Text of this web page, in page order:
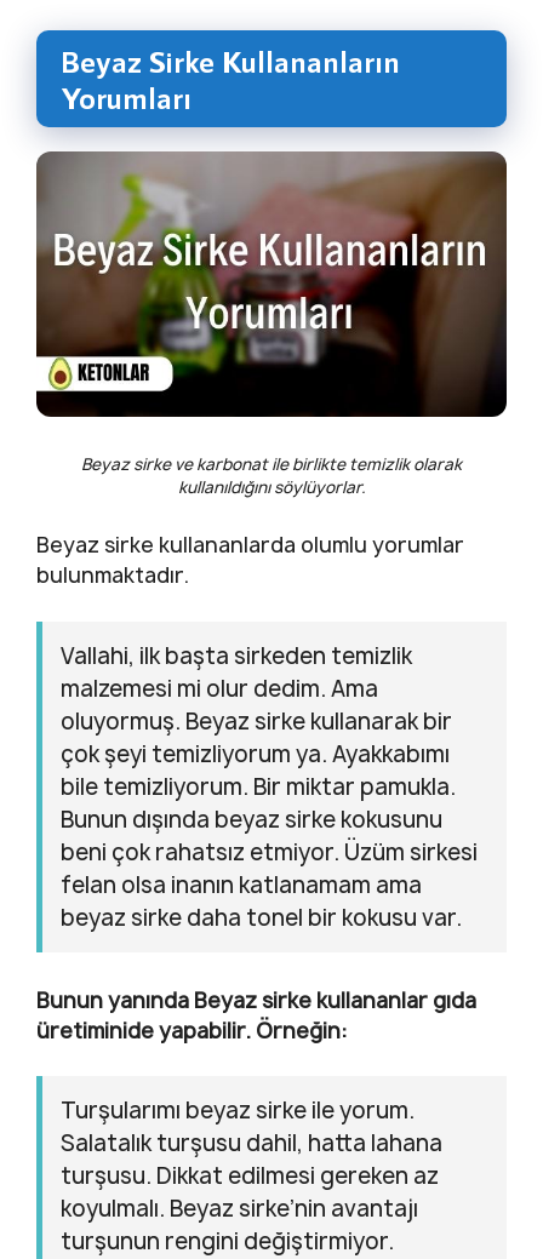
Beyaz Sirke Kullananların
Yorumları
Beyaz sirke ve karbonat ile birlikte temizlik olarak
kullanıldığını söylüyorlar.
Beyaz sirke kullananlarda olumlu yorumlar
bulunmaktadır.
Vallahi, ilk başta sirkeden temizlik
malzemesi mi olur dedim. Ama
oluyormuş. Beyaz sirke kullanarak bir
çok şeyi temizliyorum ya. Ayakkabımı
bile temizliyorum. Bir miktar pamukla.
Bunun dışında beyaz sirke kokusunu
beni çok rahatsız etmiyor. Üzüm sirkesi
felan olsa inanın katlanamam ama
beyaz sirke daha tonel bir kokusu var.
Bunun yanında Beyaz sirke kullananlar gıda
üretiminide yapabilir. Örneğin:
Turşularımı beyaz sirke ile yorum.
Salatalık turşusu dahil, hatta lahana
turşusu. Dikkat edilmesi gereken az
koyulmalı. Beyaz sirke’nin avantajı
turşunun rengini değiştirmiyor.